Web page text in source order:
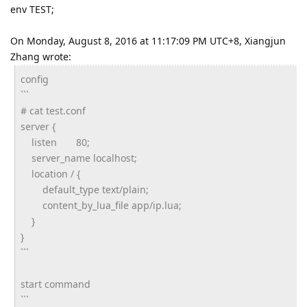
env TEST;
On Monday, August 8, 2016 at 11:17:09 PM UTC+8, Xiangjun
Zhang wrote:
config
```
# cat test.conf
server {
listen 80;
server_name localhost;
location / {
default_type text/plain;
content_by_lua_file app/ip.lua;
}
}
```
start command
```